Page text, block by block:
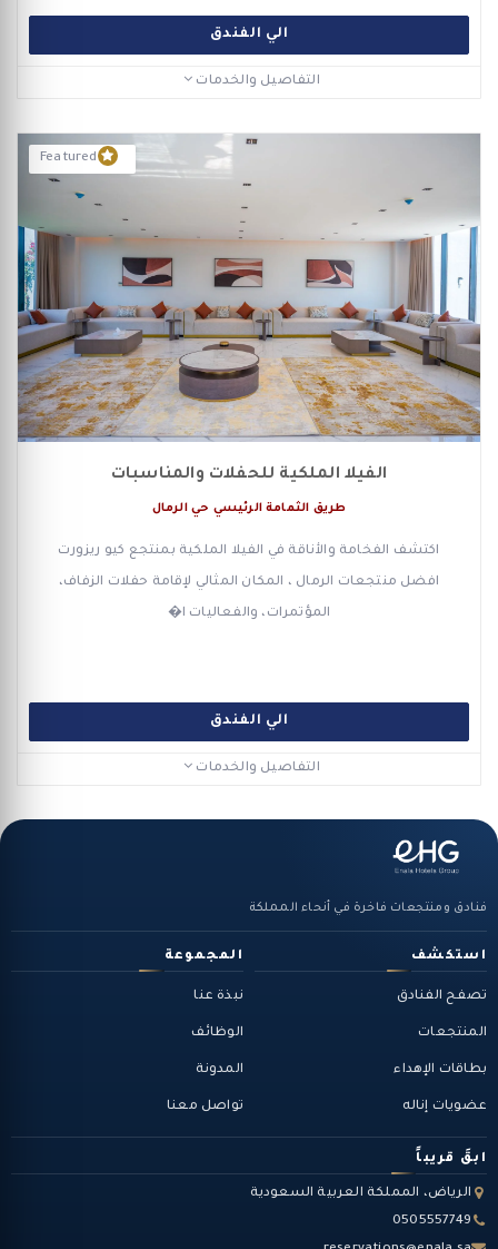
الي الفندق
التفاصيل والخدمات
Featured
الفيلا الملكية للحفلات والمناسبات
طريق الثمامة الرئيسي حي الرمال
اكتشف الفخامة والأناقة في الفيلا الملكية بمنتجع كيو ريزورت
افضل منتجعات الرمال ، المكان المثالي لإقامة حفلات الزفاف،
المؤتمرات، والفعاليات ا�
الي الفندق
التفاصيل والخدمات
فنادق ومنتجعات فاخرة في أنحاء المملكة
استكشف
تصفح الفنادق
المنتجعات
بطاقات الإهداء
عضويات إناله
المجموعة
نبذة عنا
الوظائف
المدونة
تواصل معنا
ابقَ قريباً
الرياض، المملكة العربية السعودية
0505557749